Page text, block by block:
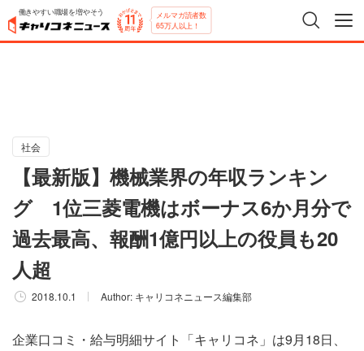
働きやすい職場を増やそう メルマガ読者数
65万人以上！
社会
【最新版】機械業界の年収ランキン
グ 1位三菱電機はボーナス6か月分で
過去最高、報酬1億円以上の役員も20
人超
2018.10.1 Author: キャリコネニュース編集部
企業口コミ・給与明細サイト「キャリコネ」は9月18日、